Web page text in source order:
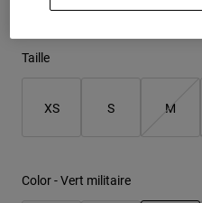
Hats
Taille
XS S M
Color -Vert militaire